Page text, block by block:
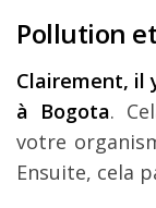
Pollution
Clairement, il
à Bogota.
votre
Ensuite, cela